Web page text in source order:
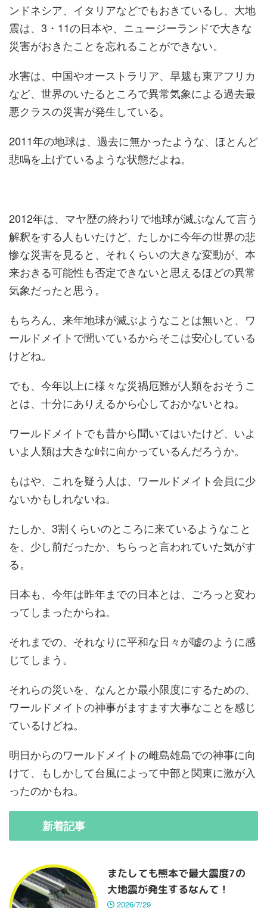
ンドネシア、イタリアなどでもおきているし、大地
震は、3・11の日本や、ニュージーランドで大きな
災害がおきたことを忘れることができない。
水害は、中国やオーストラリア、旱魃も東アフリカ
など、世界のいたるところで異常気象による過去最
悪クラスの災害が発生している。
2011年の地球は、過去に無かったような、ほとんど
悲鳴を上げているような状態だよね。
2012年は、マヤ歴の終わりで地球が滅ぶなんて言う
解釈をする人もいたけど、たしかに今年の世界の悲
惨な災害を見ると、それくらいの大きな変動が、本
来おきる可能性も否定できないと思えるほどの異常
気象だったと思う。
もちろん、来年地球が滅ぶようなことは無いと、ワ
ールドメイトで聞いているからそこは安心している
けどね。
でも、今年以上に様々な災禍厄難が人類をおそうこ
とは、十分にありえるから心しておかないとね。
ワールドメイトでも昔から聞いてはいたけど、いよ
いよ人類は大きな峠に向かっているんだろうか。
もはや、これを疑う人は、ワールドメイト会員に少
ないかもしれないね。
たしか、3割くらいのところに来ているようなこと
を、少し前だったか、ちらっと言われていた気がす
る。
日本も、今年は昨年までの日本とは、ごろっと変わ
ってしまったからね。
それまでの、それなりに平和な日々が嘘のように感
じてしまう。
それらの災いを、なんとか最小限度にするための、
ワールドメイトの神事がますます大事なことを感じ
ているけどね。
明日からのワールドメイトの雌島雄島での神事に向
けて、もしかして台風によって中部と関東に激が入
ったのかもね。
新着記事
またしても熊本で最大震度7の
大地震が発生するなんて！
2026/7/29